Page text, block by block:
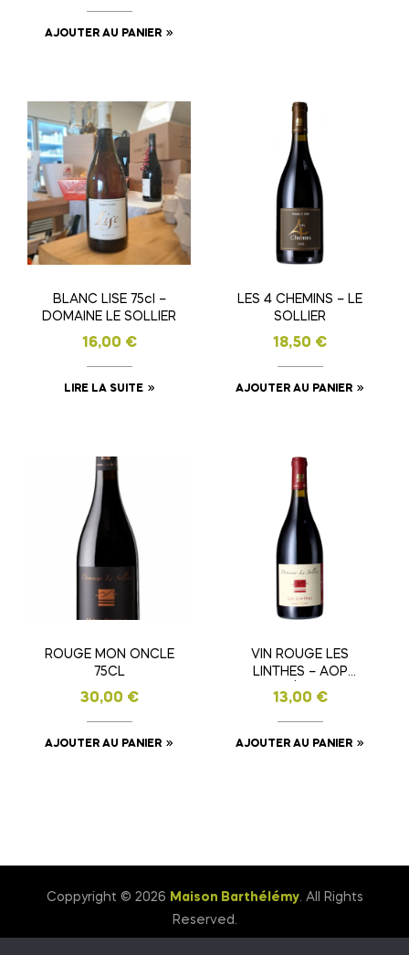
AJOUTER AU PANIER
BLANC LISE 75cl –
DOMAINE LE SOLLIER
16,00 €
LIRE LA SUITE
LES 4 CHEMINS – LE
SOLLIER
18,50 €
AJOUTER AU PANIER
ROUGE MON ONCLE
75CL
30,00 €
AJOUTER AU PANIER
VIN ROUGE LES
LINTHES – AOP
DUCHÉ D’UZES
13,00 €
AJOUTER AU PANIER
Coppyright © 2026 Maison Barthélémy. All Rights
Reserved.